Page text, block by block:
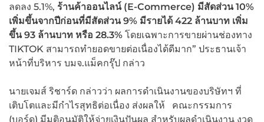
ลดลง 5.1%, ร้านค้าออนไลน์ (E-Commerce) มีสัดส่วน 10%
เพิ่มขึ้นจากปีก่อนที่มีสัดส่วน 9% มีรายได้ 422 ล้านบาท เพิ่ม
ขึ้น 93 ล้านบาท หรือ 28.3% โดยเฉพาะการขายผ่านช่องทาง
TIKTOK สามารถทำยอดขายต่อเนื่องได้ดีมาก” ประธานเจ้า
หน้าที่บริหาร บมจ.แม็คกรุ๊ป กล่าว
นายเจมส์ ริชาร์ด กล่าวว่า ผลการดำเนินงานของบริษัทฯ ที่
เติบโตและมีกำไรสุทธิต่อเนื่อง ส่งผลให้ คณะกรรมการ
(บอร์ด) มีมติอนุมัติให้จ่ายเงินปันผล สำหรับผลดำเนินงาน งวด